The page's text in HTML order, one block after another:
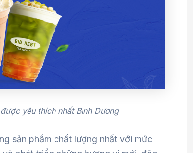
yêu thích nhất Bình Dương
sản phẩm chất lượng nhất với mức